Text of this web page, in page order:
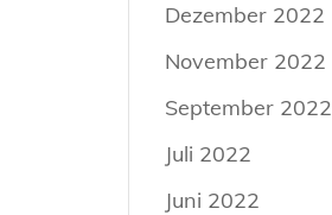
Dezember 2022
November 2022
September 2022
Juli 2022
Juni 2022